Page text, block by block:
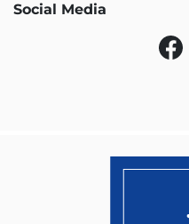
Social Media